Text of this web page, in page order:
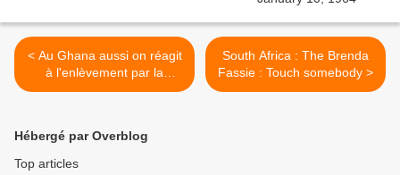
< Au Ghana aussi on réagit
à l'enlèvement par la
France du Président
South Africa : The Brenda
Fassie : Touch somebody >
Hébergé par Overblog
Top articles